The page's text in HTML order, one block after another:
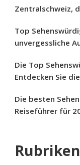
Zentralschweiz,
Top
unvergessliche
Die Top
Entdecken Sie
Die besten
Reiseführer für
Rubriken